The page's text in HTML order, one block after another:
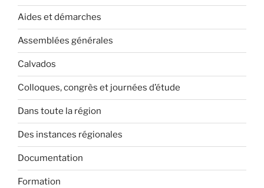
Aides et démarches
Assemblées générales
Calvados
Colloques, congrès et journées d’étude
Dans toute la région
Des instances régionales
Documentation
Formation